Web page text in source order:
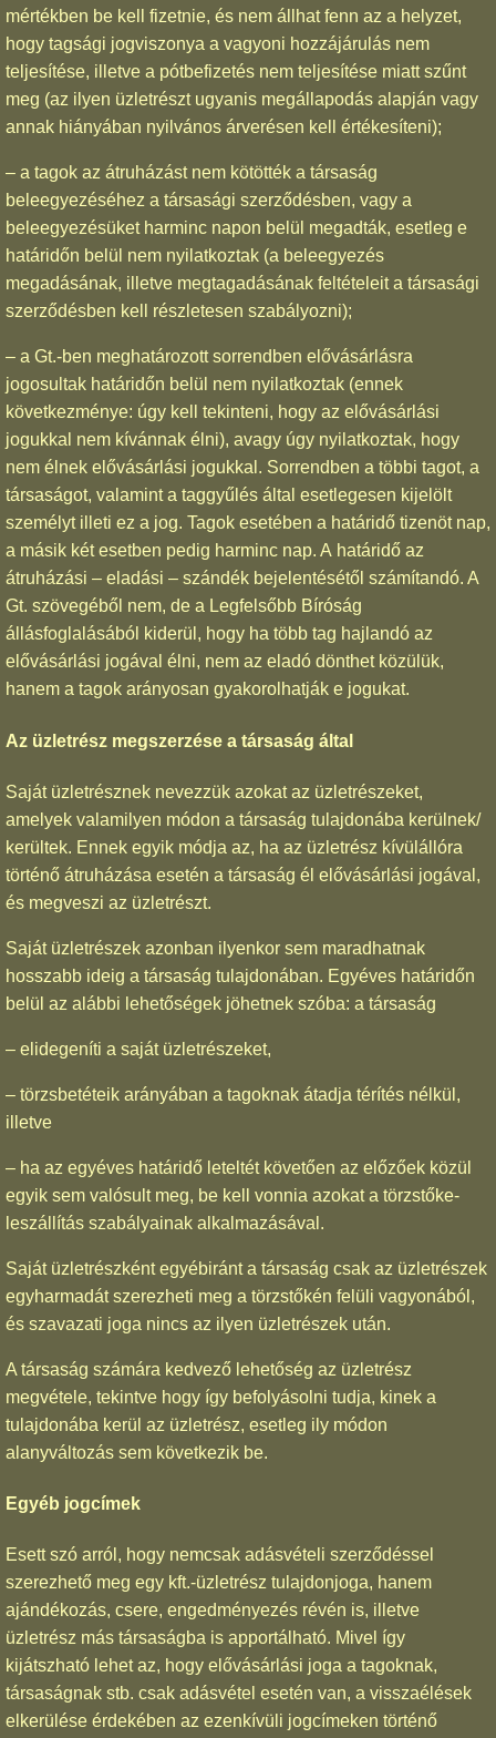
mértékben be kell fizetnie, és nem állhat fenn az a helyzet,
hogy tagsági jogviszonya a vagyoni hozzájárulás nem
teljesítése, illetve a pótbefizetés nem teljesítése miatt szűnt
meg (az ilyen üzletrészt ugyanis megállapodás alapján vagy
annak hiányában nyilvános árverésen kell értékesíteni);
– a tagok az átruházást nem kötötték a társaság
beleegyezéséhez a társasági szerződésben, vagy a
beleegyezésüket harminc napon belül megadták, esetleg e
határidőn belül nem nyilatkoztak (a beleegyezés
megadásának, illetve megtagadásának feltételeit a társasági
szerződésben kell részletesen szabályozni);
– a Gt.-ben meghatározott sorrendben elővásárlásra
jogosultak határidőn belül nem nyilatkoztak (ennek
következménye: úgy kell tekinteni, hogy az elővásárlási
jogukkal nem kívánnak élni), avagy úgy nyilatkoztak, hogy
nem élnek elővásárlási jogukkal. Sorrendben a többi tagot, a
társaságot, valamint a taggyűlés által esetlegesen kijelölt
személyt illeti ez a jog. Tagok esetében a határidő tizenöt nap,
a másik két esetben pedig harminc nap. A határidő az
átruházási – eladási – szándék bejelentésétől számítandó. A
Gt. szövegéből nem, de a Legfelsőbb Bíróság
állásfoglalásából kiderül, hogy ha több tag hajlandó az
elővásárlási jogával élni, nem az eladó dönthet közülük,
hanem a tagok arányosan gyakorolhatják e jogukat.
Az üzletrész megszerzése a társaság által
Saját üzletrésznek nevezzük azokat az üzletrészeket,
amelyek valamilyen módon a társaság tulajdonába kerülnek/
kerültek. Ennek egyik módja az, ha az üzletrész kívülállóra
történő átruházása esetén a társaság él elővásárlási jogával,
és megveszi az üzletrészt.
Saját üzletrészek azonban ilyenkor sem maradhatnak
hosszabb ideig a társaság tulajdonában. Egyéves határidőn
belül az alábbi lehetőségek jöhetnek szóba: a társaság
– elidegeníti a saját üzletrészeket,
– törzsbetéteik arányában a tagoknak átadja térítés nélkül,
illetve
– ha az egyéves határidő leteltét követően az előzőek közül
egyik sem valósult meg, be kell vonnia azokat a törzstőke-
leszállítás szabályainak alkalmazásával.
Saját üzletrészként egyébiránt a társaság csak az üzletrészek
egyharmadát szerezheti meg a törzstőkén felüli vagyonából,
és szavazati joga nincs az ilyen üzletrészek után.
A társaság számára kedvező lehetőség az üzletrész
megvétele, tekintve hogy így befolyásolni tudja, kinek a
tulajdonába kerül az üzletrész, esetleg ily módon
alanyváltozás sem következik be.
Egyéb jogcímek
Esett szó arról, hogy nemcsak adásvételi szerződéssel
szerezhető meg egy kft.-üzletrész tulajdonjoga, hanem
ajándékozás, csere, engedményezés révén is, illetve
üzletrész más társaságba is apportálható. Mivel így
kijátszható lehet az, hogy elővásárlási joga a tagoknak,
társaságnak stb. csak adásvétel esetén van, a visszaélések
elkerülése érdekében az ezenkívüli jogcímeken történő